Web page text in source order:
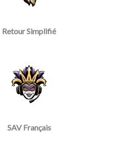
Retour Simplifié
SAV Français